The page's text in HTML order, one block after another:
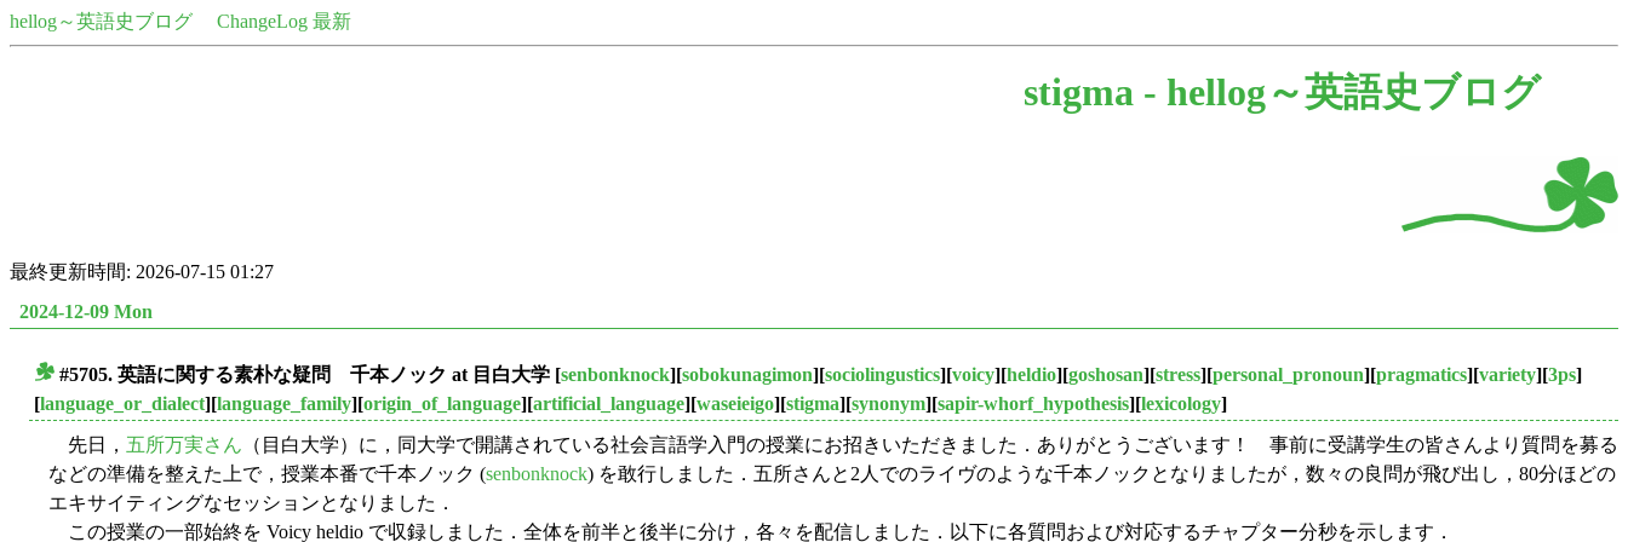
hellog～英語史ブログ ChangeLog 最新
stigma - hellog～英語史ブログ
最終更新時間: 2026-07-15 01:27
2024-12-09 Mon
#5705. 英語に関する素朴な疑問 千本ノック at 目白大学 [senbonknock][sobokunagimon][sociolingustics][voicy][heldio][goshosan][stress][personal_pronoun][pragmatics][variety][3ps]
[language_or_dialect][language_family][origin_of_language][artificial_language][waseieigo][stigma][synonym][sapir-whorf_hypothesis][lexicology]
先日， 五所万実さん （目白大学）に，同大学で開講されている社会言語学入門の授業にお招きいただきました．ありがとうございます！ 事前に受講学生の皆さんより質問を募る
などの準備を整えた上で，授業本番で千本ノック (senbonknock) を敢行しました．五所さんと2人でのライヴのような千本ノックとなりましたが，数々の良問が飛び出し，80分ほどの
エキサイティングなセッションとなりました．
この授業の一部始終を Voicy heldio で収録しました．全体を前半と後半に分け，各々を配信しました．以下に各質問および対応するチャプター分秒を示します．